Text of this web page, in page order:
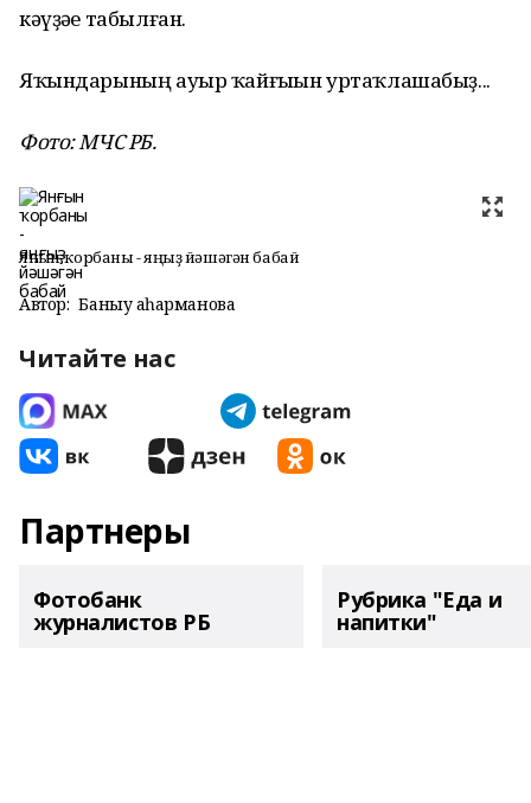
кәүҙәһе табылған.
Яҡындарының ауыр ҡайғыһын уртаҡлашабыҙ...
Фото: МЧС РБ.
Янғын ҡорбаны - яңғыҙ йәшәгән бабай
Автор: Баныу Ҡаһарманова
Читайте нас
Партнеры
Фотобанк
журналистов РБ
Рубрика "Еда и
напитки"